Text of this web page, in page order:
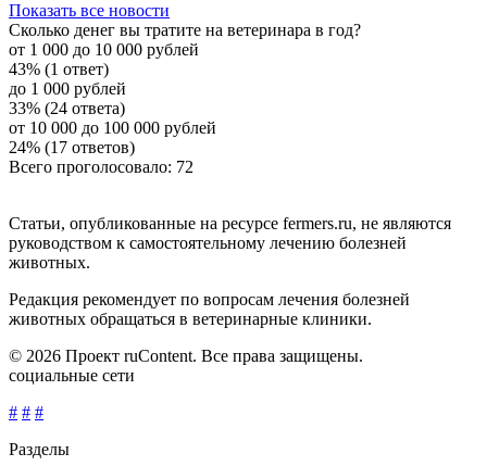
Показать все новости
Сколько денег вы тратите на ветеринара в год?
от 1 000 до 10 000 рублей
43% (1 ответ)
до 1 000 рублей
33% (24 ответа)
от 10 000 до 100 000 рублей
24% (17 ответов)
Всего проголосовало: 72
Статьи, опубликованные на ресурсе fermers.ru, не являются
руководством к самостоятельному лечению болезней
животных.
Редакция рекомендует по вопросам лечения болезней
животных обращаться в ветеринарные клиники.
© 2026 Проект ruContent. Все права защищены.
социальные сети
# # #
Разделы